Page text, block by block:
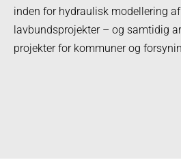
inden for hydraulisk modellering
lavbundsprojekter – og samtidig
projekter for kommuner og